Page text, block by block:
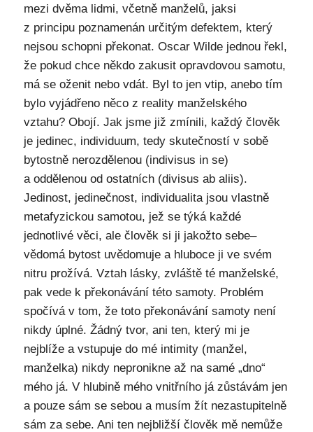
mezi dvěma lidmi, včetně manželů, jaksi
z principu poznamenán určitým defektem, který
nejsou schopni překonat. Oscar Wilde jednou řekl,
že pokud chce někdo zakusit opravdovou samotu,
má se oženit nebo vdát. Byl to jen vtip, anebo tím
bylo vyjádřeno něco z reality manželského
vztahu? Obojí. Jak jsme již zmínili, každý člověk
je jedinec, individuum, tedy skutečností v sobě
bytostně nerozdělenou (indivisus in se)
a oddělenou od ostatních (divisus ab aliis).
Jedinost, jedinečnost, individualita jsou vlastně
metafyzickou samotou, jež se týká každé
jednotlivé věci, ale člověk si ji jakožto sebe–
vědomá bytost uvědomuje a hluboce ji ve svém
nitru prožívá. Vztah lásky, zvláště té manželské,
pak vede k překonávání této samoty. Problém
spočívá v tom, že toto překonávání samoty není
nikdy úplné. Žádný tvor, ani ten, který mi je
nejblíže a vstupuje do mé intimity (manžel,
manželka) nikdy nepronikne až na samé „dno“
mého já. V hlubině mého vnitřního já zůstávám jen
a pouze sám se sebou a musím žít nezastupitelně
sám za sebe. Ani ten nejbližší člověk mě nemůže